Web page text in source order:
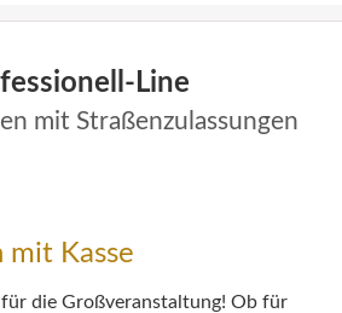
Line
mit Straßenzulassungen
mit Kasse
für die Großveranstaltung! Ob für